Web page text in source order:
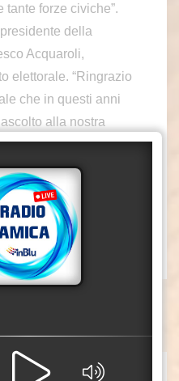
forze civiche”.
della
Acquaroli,
elettorale. “Ringrazio
che in questi anni
alla nostra
a continuare il
Francesco